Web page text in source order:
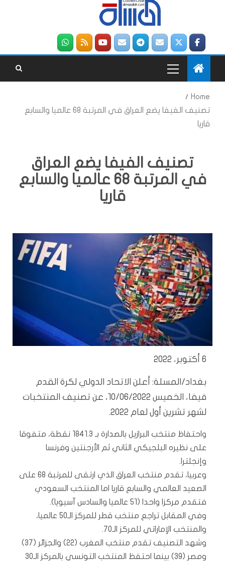
Home
تصنيف الفيفا يضع العراق في المرتبة 68 عالميا والسابع
قاريا
تصنيف الفيفا يضع العراق
في المرتبة 68 عالميا والسابع
قاريا
6 أكتوبر، 2022
بغداد/المسلة: أعلن الاتحاد الدولي لكرة القدم
فيفا، الخميس 10/06/2022، عن تصنيف المنتخبات
لشهر تشرين أول لعام 2022.
واحتفاظ منتخب البرازيل بالصدارة بـ 1841.3 نقطة، متفوقا
على نظيره البلجيكي الثاني ثم الأرجنتين وفرنسا
وإنجلترا.
وعربيا، تقدم منتخب العراق الذي ارتقى للمرتبة 68 على
الصعيد العالمي والسابع قاريا اما المنتخب السعودي
فتقدم مركزا واحدا (51 عالميا والسادس آسيويا).
وفي المقابل تراجع منتخب قطر للمركز الـ50 عالميا،
والمنتخب الإماراتي للمركز الـ70.
وشهد التصنيف تقدم منتخب المغرب (22) والجزائر (37)
ومصر (39) بينما احتفظ المنتخب التونسي بالمركز الـ30